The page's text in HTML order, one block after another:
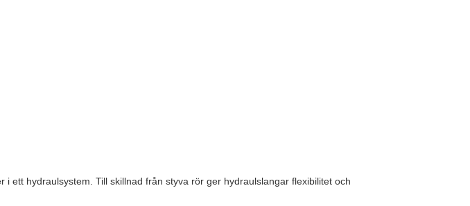
ett hydraulsystem. Till skillnad från styva rör ger hydraulslangar flexibilitet och